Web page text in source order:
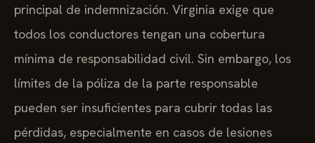
principal de indemnización. Virginia exige que
todos los conductores tengan una cobertura
mínima de responsabilidad civil. Sin embargo, los
límites de la póliza de la parte responsable
pueden ser insuficientes para cubrir todas las
pérdidas, especialmente en casos de lesiones